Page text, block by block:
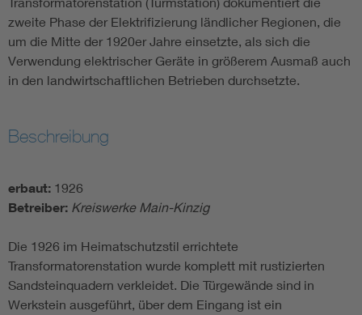
zweite Phase der Elektrifizierung ländlicher Regionen, die
um die Mitte der 1920er Jahre einsetzte, als sich die
Verwendung elektrischer Geräte in größerem Ausmaß auch
in den landwirtschaftlichen Betrieben durchsetzte.
Beschreibung
erbaut: 1926
Betreiber: Kreiswerke Main-Kinzig
Die 1926 im Heimatschutzstil errichtete
Transformatorenstation wurde komplett mit rustizierten
Sandsteinquadern verkleidet. Die Türgewände sind in
Werkstein ausgeführt, über dem Eingang ist ein